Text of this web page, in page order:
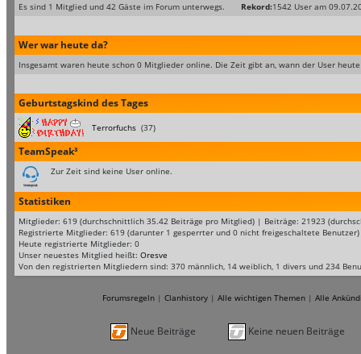
Es sind 1 Mitglied und 42 Gäste im Forum unterwegs. Rekord:1542 User am
Wer war heute da?
Insgesamt waren heute schon 0 Mitglieder online. Die Zeit gibt an, wann der User
Geburtstagskind des Tages
Terrorfuchs (37)
TeamSpeak³
Zur Zeit sind keine User online.
Statistiken
Mitglieder: 619 (durchschnittlich 35.42 Beiträge pro Mitglied) | Beiträge: 21923
Registrierte Mitglieder: 619 (darunter 1 gesperrter und 0 nicht freigeschaltete Benutzer)
Heute registrierte Mitglieder: 0
Unser neuestes Mitglied heißt: Oresve
Von den registrierten Mitgliedern sind: 370 männlich, 14 weiblich, 1 divers und 234
Forumsregeln | Clanhistory | Alle wichtigen Themen | Alle
Neue Beiträge Keine neuen Beiträge